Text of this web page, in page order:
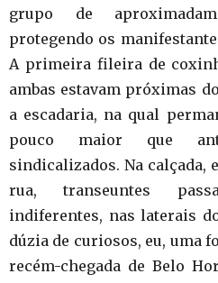
grupo de
protegendo os
A primeira fileira de
ambas estavam próximas
a escadaria, na qual
pouco maior que
sindicalizados. Na calçada,
rua, transeuntes
indiferentes, nas laterais
dúzia de curiosos, eu, uma
recém-chegada de Belo